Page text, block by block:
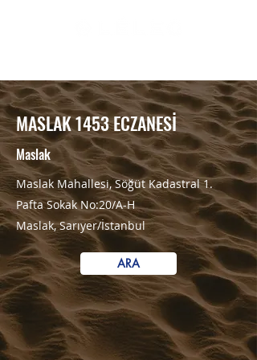
MASLAK 1453 ECZANESİ
Maslak
Maslak Mahallesi, Söğüt Kadastral 1.
Pafta Sokak No:20/A-H
Maslak, Sarıyer/İstanbul
ARA